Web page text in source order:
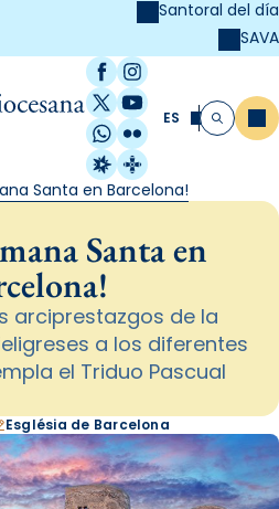
Santoral del día
SAVA
Facebook
Instagram
X / Twitter
YouTube
WhatsApp
Flickr
Radio Estel
Catalunya
ES Buscar
Santa en Barcelona!
Santa en
arciprestazgos de la
a los diferentes
el Triduo Pascual
Església de Barcelona